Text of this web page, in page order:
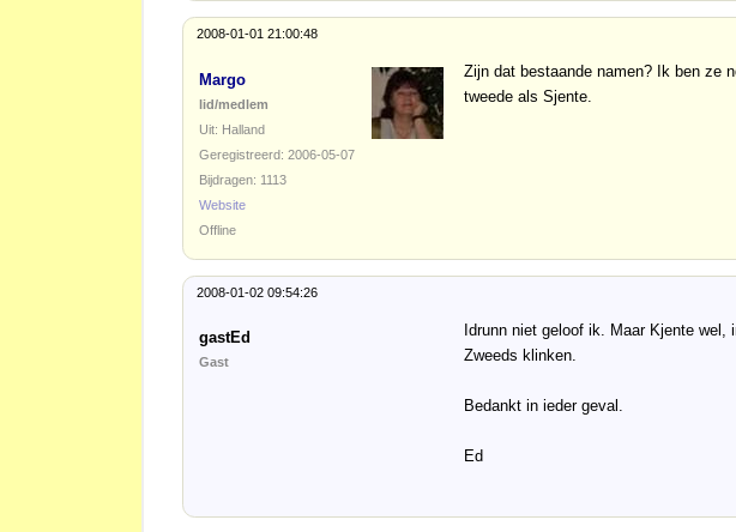
2008-01-01 21:00:48
Margo
lid/medlem
Uit: Halland
Geregistreerd: 2006-05-07
Bijdragen: 1113
Website
Zijn dat bestaande namen? Ik ben ze
tweede als Sjente.
Offline
2008-01-02 09:54:26
gastEd
Gast
Idrunn niet geloof ik. Maar Kjente
Zweeds klinken.
Bedankt in ieder geval.
Ed